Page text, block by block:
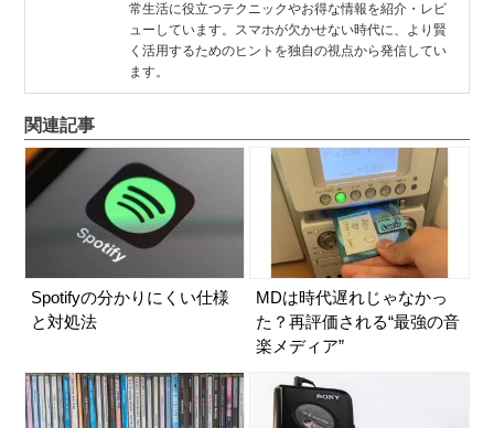
常生活に役立つテクニックやお得な情報を紹介・レビ
ューしています。スマホが欠かせない時代に、より賢
く活用するためのヒントを独自の視点から発信してい
ます。
関連記事
Spotifyの分かりにくい仕様
と対処法
MDは時代遅れじゃなかっ
た？再評価される“最強の音
楽メディア”